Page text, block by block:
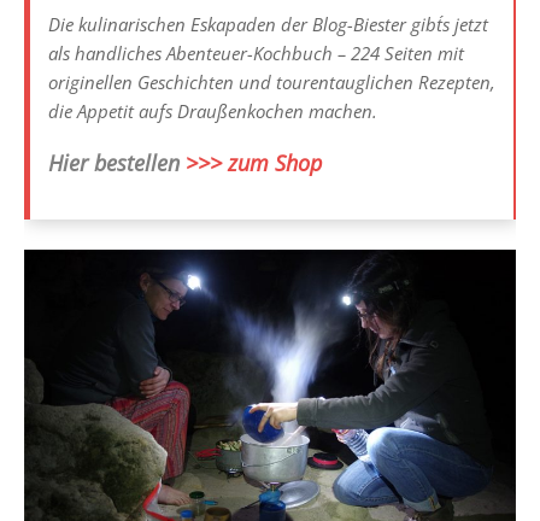
Die kulinarischen Eskapaden der Blog-Biester gibt´s jetzt
als handliches Abenteuer-Kochbuch – 224 Seiten mit
originellen Geschichten und tourentauglichen Rezepten,
die Appetit aufs Draußenkochen machen.
Hier bestellen >>> zum Shop